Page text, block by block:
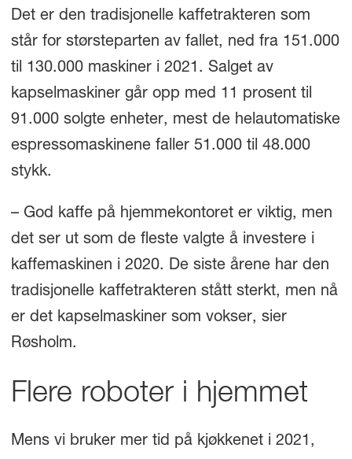
Det er den tradisjonelle kaffetrakteren som
står for størsteparten av fallet, ned fra 151.000
til 130.000 maskiner i 2021. Salget av
kapselmaskiner går opp med 11 prosent til
91.000 solgte enheter, mest de helautomatiske
espressomaskinene faller 51.000 til 48.000
stykk.
– God kaffe på hjemmekontoret er viktig, men
det ser ut som de fleste valgte å investere i
kaffemaskinen i 2020. De siste årene har den
tradisjonelle kaffetrakteren stått sterkt, men nå
er det kapselmaskiner som vokser, sier
Røsholm.
Flere roboter i hjemmet
Mens vi bruker mer tid på kjøkkenet i 2021,